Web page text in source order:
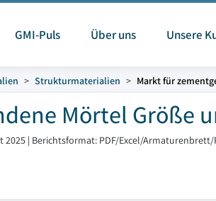
GMI-Puls Über uns Unsere
Strukturmaterialien Markt für
Mörtel Größe
2025 | Berichtsformat: PDF/Excel/